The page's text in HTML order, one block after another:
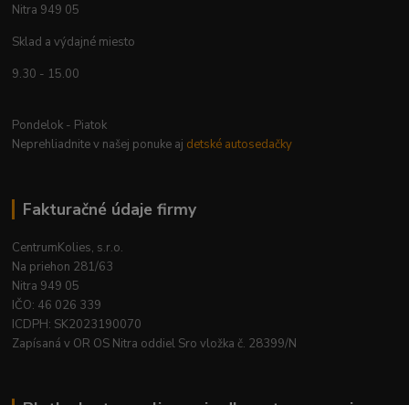
Nitra 949 05
Sklad a výdajné miesto
9.30 - 15.00
Pondelok - Piatok
Neprehliadnite v našej ponuke aj detské autosedačky
Fakturačné údaje firmy
CentrumKolies, s.r.o.
Na priehon 281/63
Nitra 949 05
IČO: 46 026 339
ICDPH: SK2023190070
Zapísaná v OR OS Nitra oddiel Sro vložka č. 28399/N